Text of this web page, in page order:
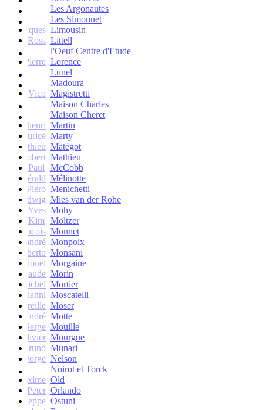
Les Argonautes
Les Simonnet
Jacques Limousin
Ross Littell
l'Oeuf Centre d'Etude
Jean-Pierre Lorence
Lunel
Madoura
Vico Magistretti
Maison Charles
Maison Cheret
henri Martin
Maurice Marty
Mathieu Matégot
Robert Mathieu
Paul
McCobb
Gérald Mélinotte
Piero Menichetti
Ludwig Mies van der Rohe
Yves Mohy
Kim
Moltzer
Francois Monnet
andré Monpoix
Roberto Monsani
Lionel Morgaine
Claude Morin
Michel Mortier
Gianni Moscatelli
Mireille Moser
André Motte
Serge Mouille
Olivier Mourgue
Bruno Munari
George Nelson
Noirot et Torck
Maxime Old
Peter Orlando
Giuseppe Ostuni